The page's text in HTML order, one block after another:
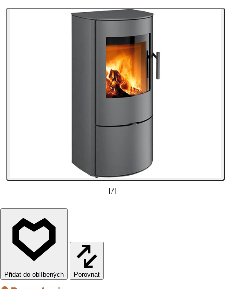
1/1
Porovnat